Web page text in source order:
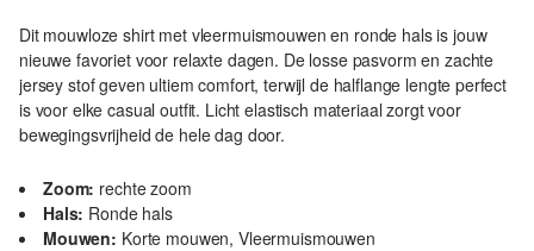
Dit mouwloze shirt met vleermuismouwen en ronde hals is jouw
nieuwe favoriet voor relaxte dagen. De losse pasvorm en zachte
jersey stof geven ultiem comfort, terwijl de halflange lengte perfect
is voor elke casual outfit. Licht elastisch materiaal zorgt voor
bewegingsvrijheid de hele dag door.
Zoom: rechte zoom
Hals: Ronde hals
Mouwen: Korte mouwen, Vleermuismouwen